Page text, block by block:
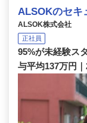
ALSOKのセキ
ALSOK株式会社
正社員
95%が未経験ス
与平均137万円